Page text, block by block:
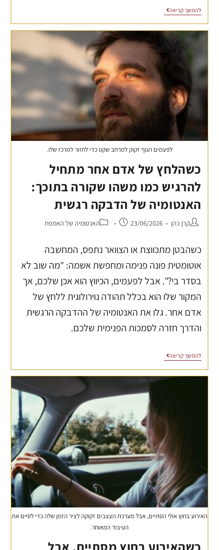
להמשך קריאה
לפעמים הגוף זקוק למרחב שקט כדי לחזור למרכז שלו.
כשהלחץ של אדם אחר מתחיל
להרגיש כמו משהו שקורה בתוכך:
האנטומיה של הדבקה רגשית
קרן כהן 23/06/2026 האנטומיה של האמפת
כשהבטן מתכווצת או הצוואר נתפס, המחשבה
אוטומטית פונה פנימה ומחפשת אשמה: "מה שוב לא
בסדר בי?". אבל לפעמים, הכיווץ הוא אכן שלכם, אך
המקור שלו הוא בכלל תהודה נוירולוגית ללחץ של
אדם אחר. גלו את האנטומיה של ההדבקה הרגשית
והדרך חזרה לסמכות הפנימית שלכם.
להמשך קריאה
האירוע בחוץ אולי הסתיים, אבל מערכת העצבים זקוקה לציר הזמן שלה כדי לסיים את
העיבוד המאוחר.
כשהאירוע בחוץ מסתיים, אבל